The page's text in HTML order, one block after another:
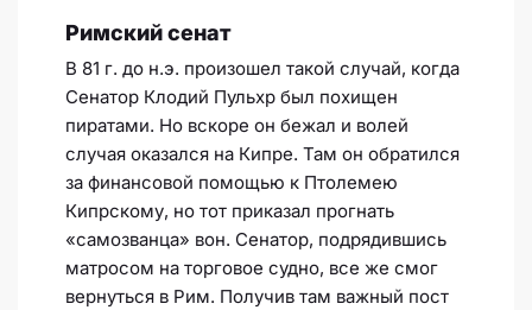
Римский сенат
В 81 г. до н.э. произошел такой случай, когда
Сенатор Клодий Пульхр был похищен
пиратами. Но вскоре он бежал и волей
случая оказался на Кипре. Там он обратился
за финансовой помощью к Птолемею
Кипрскому, но тот приказал прогнать
«самозванца» вон. Сенатор, подрядившись
матросом на торговое судно, все же смог
вернуться в Рим. Получив там важный пост